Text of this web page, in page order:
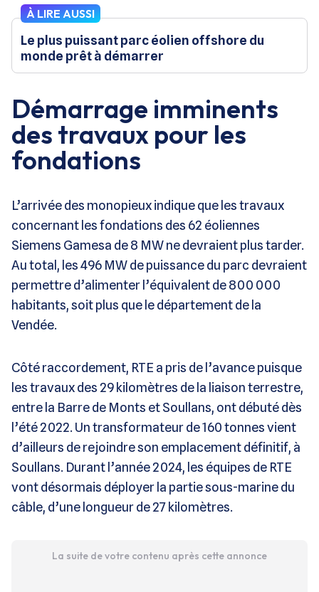
À LIRE AUSSI
Le plus puissant parc éolien offshore du
monde prêt à démarrer
Démarrage imminents
des travaux pour les
fondations
L’arrivée des monopieux indique que les travaux
concernant les fondations des 62 éoliennes
Siemens Gamesa de 8 MW ne devraient plus tarder.
Au total, les 496 MW de puissance du parc devraient
permettre d’alimenter l’équivalent de 800 000
habitants, soit plus que le département de la
Vendée.
Côté raccordement, RTE a pris de l’avance puisque
les travaux des 29 kilomètres de la liaison terrestre,
entre la Barre de Monts et Soullans, ont débuté dès
l’été 2022. Un transformateur de 160 tonnes vient
d’ailleurs de rejoindre son emplacement définitif, à
Soullans. Durant l’année 2024, les équipes de RTE
vont désormais déployer la partie sous-marine du
câble, d’une longueur de 27 kilomètres.
La suite de votre contenu après cette annonce